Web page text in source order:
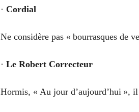
· Cordial
Ne considère pas « bourrasques de
· Le Robert Correcteur
Hormis, « Au jour d’aujourd’hui »,